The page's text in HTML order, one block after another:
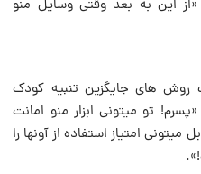
این به بعد وقتی وسایل منو
های جایگزین تنبیه کودک
تو میتونی ابزار منو امانت
امتیاز استفاده از آونها را